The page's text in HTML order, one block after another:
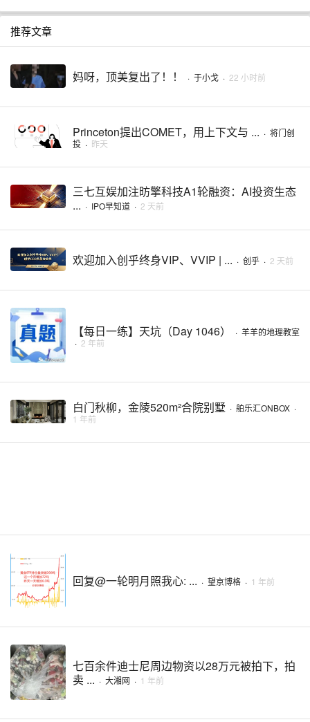
推荐文章
妈呀，顶美复出了！！ · 于小戈 · 22 小时前
Princeton提出COMET，用上下文与 ... · 将门创
投 · 昨天
三七互娱加注昉擎科技A1轮融资：AI投资生态
... · IPO早知道 · 2 天前
欢迎加入创乎终身VIP、VVIP | ... · 创乎 · 2 天前
【每日一练】天坑（Day 1046） · 羊羊的地理教室
· 2 年前
白门秋柳，金陵520m²合院别墅 · 舶乐汇ONBOX ·
1 年前
回复@一轮明月照我心: ... · 望京博格 · 1 年前
七百余件迪士尼周边物资以28万元被拍下，拍
卖 ... · 大湘网 · 1 年前